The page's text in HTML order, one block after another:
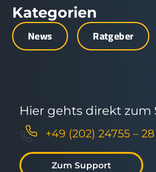
Kategorien
News Ratgeber
Hier gehts direkt zum
+49 (202) 24755 – 28
Zum Support